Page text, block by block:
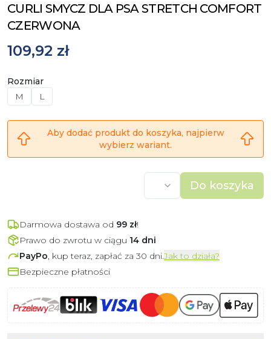
CURLI SMYCZ DLA PSA STRETCH COMFORT
CZERWONA
109,92 zł
Rozmiar
M
L
Aby dodać produkt do koszyka, najpierw
wybierz wariant.
Do koszyka
Darmowa dostawa od 99 zł!
Prawo do zwrotu w ciągu 14 dni
PayPo, kup teraz, zapłać za 30 dni.Jak to działa?
Bezpieczne płatności